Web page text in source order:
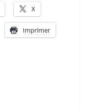
X
Imprimer